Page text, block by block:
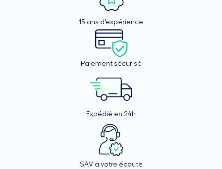
15 ans d'expérience
Paiement sécurisé
Expédié en 24h
SAV à votre écoute